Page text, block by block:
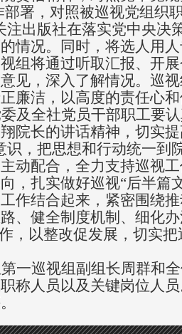
部署，对照被巡视党组织
注出版社在落实党中央决
情况。同时，将选人用
组将通过听取汇报、开
见，深入了解情况。巡
廉洁，以高度的责任心和
及全社党员干部职工要
院长的讲话精神，切实
，把思想和行动统一到
动配合，全力支持巡视
，扎实做好巡视“后半篇
作结合起来， 紧密围绕
、健全制度机制、细化
， 以整改促发展，切实
一巡视组副组长周群和
称人员以及关键岗位人员